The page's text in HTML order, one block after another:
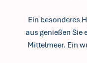
Ein besonderes
aus genießen Sie
Mittelmeer. Ein